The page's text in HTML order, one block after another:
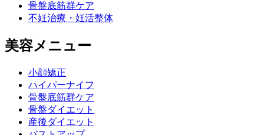
骨盤底筋群ケア
不妊治療・妊活整体
美容メニュー
小顔矯正
ハイパーナイフ
骨盤底筋群ケア
骨盤ダイエット
産後ダイエット